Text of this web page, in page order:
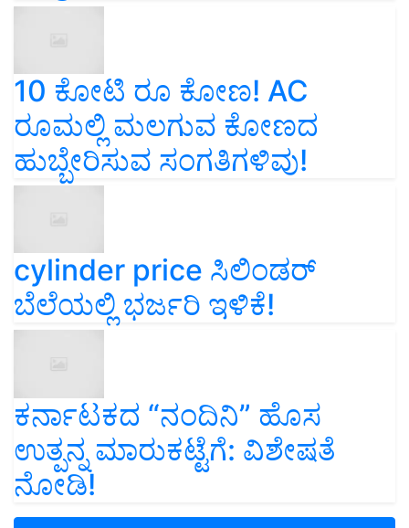
10 ಕೋಟಿ ರೂ ಕೋಣ! AC
ರೂಮಲ್ಲಿ ಮಲಗುವ ಕೋಣದ
ಹುಬ್ಬೇರಿಸುವ ಸಂಗತಿಗಳಿವು!
cylinder price ಸಿಲಿಂಡರ್‌
ಬೆಲೆಯಲ್ಲಿ ಭರ್ಜರಿ ಇಳಿಕೆ!
ಕರ್ನಾಟಕದ “ನಂದಿನಿ” ಹೊಸ
ಉತ್ಪನ್ನ ಮಾರುಕಟ್ಟೆಗೆ: ವಿಶೇಷತೆ
ನೋಡಿ!